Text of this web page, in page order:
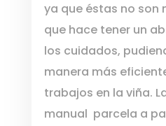
ya que éstas no son
que hace tener un
los cuidados,
manera más
trabajos en la viña.
manual parcela a